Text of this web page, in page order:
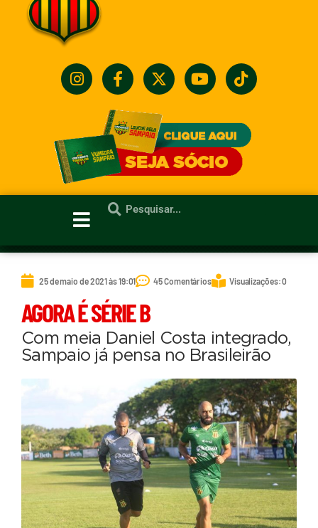
25 de maio de 2021 às 19:01 45 Comentários Visualizações: 0
AGORA É SÉRIE B
Com meia Daniel Costa integrado,
Sampaio já pensa no Brasileirão